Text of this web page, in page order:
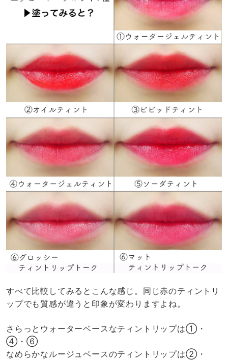
すべて比較してみるとこんな感じ。同じ赤のティントリ
ップでも質感が違うと印象が変わりますよね。
さらっとウォーターベースなティントリップは①・
④・⑥
なめらかなルージュベースのティントリップは②・